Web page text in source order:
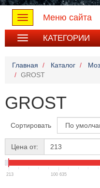
Toggle
navigation
Меню сайта
КАТЕГОРИИ
Главная Каталог
GROST
GROST
Сортировать
Цена от:
213 100 635